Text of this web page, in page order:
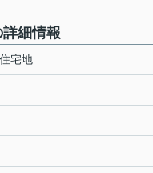
細情報
宅地